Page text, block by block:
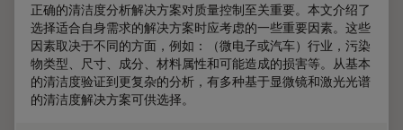
正确的清洁度分析解决方案对质量控制至关重要。本文介绍了
选择适合自身需求的解决方案时应考虑的一些重要因素。这些
因素取决于不同的方面，例如：（微电子或汽车）行业，污染
物类型、尺寸、成分、材料属性和可能造成的损害等。从基本
的清洁度验证到更复杂的分析，有多种基于显微镜和激光光谱
的清洁度解决方案可供选择。